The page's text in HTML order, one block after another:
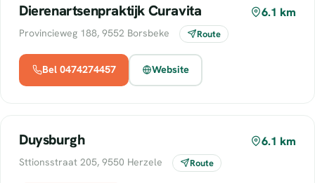
Dierenartsenpraktijk Curavita 6.1 km
Provincieweg 188, 9552 Borsbeke Route
Bel 0474274457 Website
Duysburgh 6.1 km
Sttionsstraat 205, 9550 Herzele Route